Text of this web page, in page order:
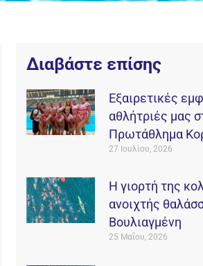
Διαβάστε επίσης
Εξαιρετικές
αθλήτριές μας
Πρωτάθλημα
27 Ιουλίου, 2026
Η γιορτή της
ανοιχτής
Βουλιαγμένη
25 Μαΐου, 2026